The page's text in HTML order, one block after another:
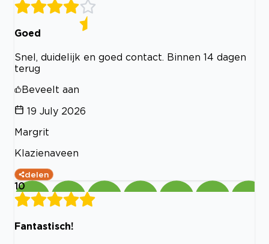
Goed
Snel, duidelijk en goed contact. Binnen 14 dagen
terug
Beveelt aan
19 July 2026
Margrit
Klazienaveen
delen
10
Fantastisch!